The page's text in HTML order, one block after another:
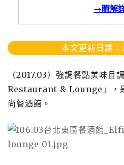
→瞭解
本文更新日期
（2017.03）強調餐點美味
Restaurant & Lounge」，
尚餐酒館。